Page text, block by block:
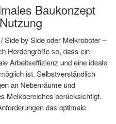
Baukonzept
Side by Side oder Melkroboter –
Herdengröße so, dass ein
Arbeitseffizienz und eine ideale
ist. Selbstverständlich
an Nebenräume und
Melkbereiches berücksichtigt.
das optimale